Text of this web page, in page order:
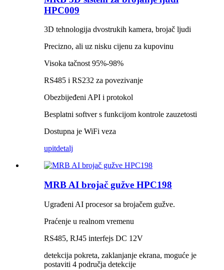
HPC009
3D tehnologija dvostrukih kamera, brojač ljudi
Precizno, ali uz nisku cijenu za kupovinu
Visoka tačnost 95%-98%
RS485 i RS232 za povezivanje
Obezbijeđeni API i protokol
Besplatni softver s funkcijom kontrole zauzetosti
Dostupna je WiFi veza
upitdetalj
MRB AI brojač gužve HPC198
Ugrađeni AI procesor sa brojačem gužve.
Praćenje u realnom vremenu
RS485, RJ45 interfejs DC 12V
detekcija pokreta, zaklanjanje ekrana, moguće je
postaviti 4 područja detekcije